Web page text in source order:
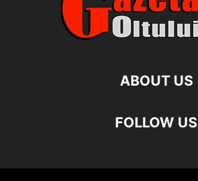
ABOUT US
FOLLOW US